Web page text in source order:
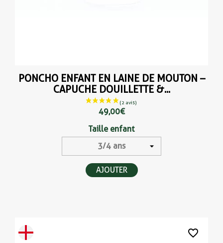
PONCHO ENFANT EN LAINE DE MOUTON –
CAPUCHE DOUILLETTE &...
49,00 €
Taille enfant
AJOUTER
favorite_border